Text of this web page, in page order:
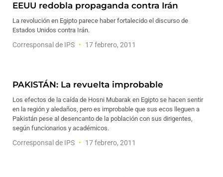
EEUU redobla propaganda contra Irán
La revolución en Egipto parece haber fortalecido el discurso de
Estados Unidos contra Irán.
Corresponsal de IPS 17 febrero, 2011
PAKISTÁN: La revuelta improbable
Los efectos de la caída de Hosni Mubarak en Egipto se hacen sentir
en la región y aledaños, pero es improbable que sus ecos lleguen a
Pakistán pese al desencanto de la población con sus dirigentes,
según funcionarios y académicos.
Corresponsal de IPS 17 febrero, 2011